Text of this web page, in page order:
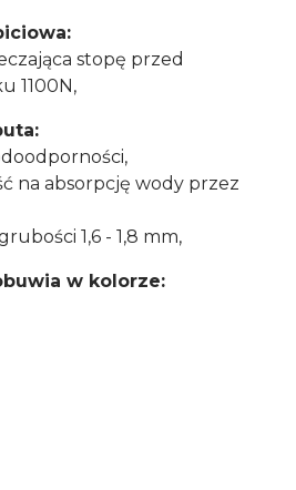
stopę przed
1100N,
na absorpcję wody przez
1,6 - 1,8 mm,
w kolorze: